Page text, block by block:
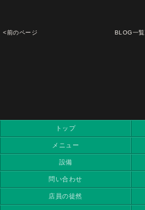
<前のページ BLOG一覧
トップ
メニュー
設備
問い合わせ
店員の徒然